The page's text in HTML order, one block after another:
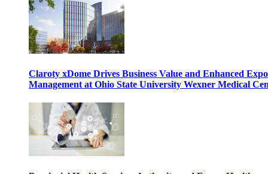
Claroty xDome Drives Business Value and Enhanced
Management at Ohio State University Wexner Medical